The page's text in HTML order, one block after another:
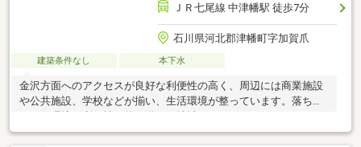
ＪＲ七尾線 中津幡駅 徒歩7分
石川県河北郡津幡町字加賀爪
建築条件なし 本下水
金沢方面へのアクセスが良好な利便性の高く、周辺には商業施設
や公共施設、学校などが揃い、生活環境が整っています。落ち着
いた住環境と利便性を兼ね備えた地域です！